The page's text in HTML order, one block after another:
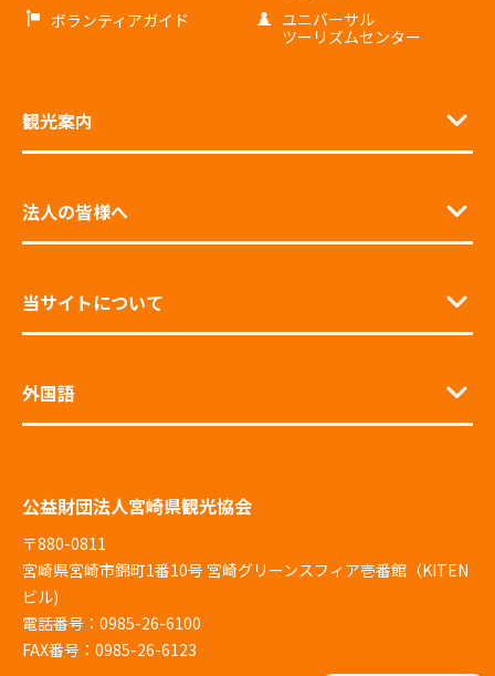
ボランティアガイド
ユニバーサル
ツーリズムセンター
観光案内
法人の皆様へ
当サイトについて
外国語
公益財団法人宮崎県観光協会
〒880-0811
宮崎県宮崎市錦町1番10号 宮崎グリーンスフィア壱番館（KITEN
ビル)
電話番号：0985-26-6100
FAX番号：0985-26-6123